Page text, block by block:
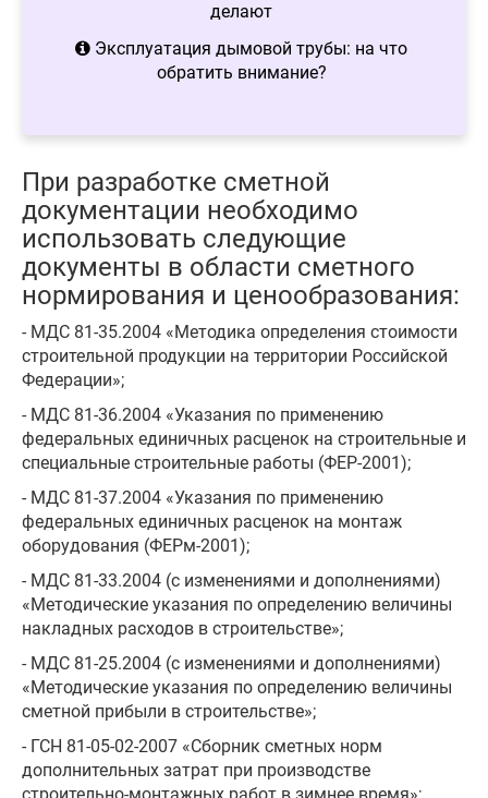
делают
Эксплуатация дымовой трубы: на что
обратить внимание?
При разработке сметной
документации необходимо
использовать следующие
документы в области сметного
нормирования и ценообразования:
- МДС 81-35.2004 «Методика определения стоимости
строительной продукции на территории Российской
Федерации»;
- МДС 81-36.2004 «Указания по применению
федеральных единичных расценок на строительные и
специальные строительные работы (ФЕР-2001);
- МДС 81-37.2004 «Указания по применению
федеральных единичных расценок на монтаж
оборудования (ФЕРм-2001);
- МДС 81-33.2004 (с изменениями и дополнениями)
«Методические указания по определению величины
накладных расходов в строительстве»;
- МДС 81-25.2004 (с изменениями и дополнениями)
«Методические указания по определению величины
сметной прибыли в строительстве»;
- ГСН 81-05-02-2007 «Сборник сметных норм
дополнительных затрат при производстве